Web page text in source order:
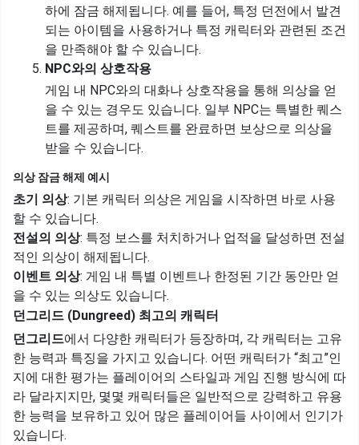
하에 잠금 해제됩니다. 예를 들어, 특정 던전에서 발견
되는 아이템을 사용하거나 특정 캐릭터와 관련된 조건
을 만족해야 할 수 있습니다.
NPC와의 상호작용
게임 내 NPC와의 대화나 상호작용을 통해 의상을 얻
을 수 있는 경우도 있습니다. 일부 NPC는 특별한 퀘스
트를 제공하며, 퀘스트를 완료하면 보상으로 의상을
받을 수 있습니다.
의상 잠금 해제 예시
초기 의상: 기본 캐릭터 의상은 게임을 시작하면 바로 사용
할 수 있습니다.
전설의 의상: 특정 보스를 처치하거나 업적을 달성하면 전설
적인 의상이 해제됩니다.
이벤트 의상: 게임 내 특별 이벤트나 한정된 기간 동안만 얻
을 수 있는 의상도 있습니다.
던그리드 (Dungreed) 최고의 캐릭터
던그리드에서 다양한 캐릭터가 등장하며, 각 캐릭터는 고유
한 능력과 특징을 가지고 있습니다. 어떤 캐릭터가 “최고”인
지에 대한 평가는 플레이어의 스타일과 게임 진행 방식에 따
라 달라지지만, 몇몇 캐릭터들은 일반적으로 강력하고 유용
한 능력을 보유하고 있어 많은 플레이어들 사이에서 인기가
있습니다.